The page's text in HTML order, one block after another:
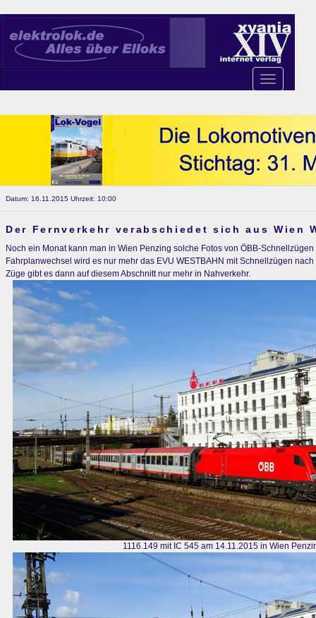
Toggle
navigation
Datum: 16.11.2015 Uhrzeit: 10:00
Der Fernverkehr verabschiedet sich aus Wien
Noch ein Monat kann man in Wien Penzing solche Fotos von ÖBB-
Fahrplanwechsel wird es nur mehr das EVU WESTBAHN mit Schnellzügen
Züge gibt es dann auf diesem Abschnitt nur mehr in Nahverkehr.
1116.149 mit IC 545 am 14.11.2015 in Wien